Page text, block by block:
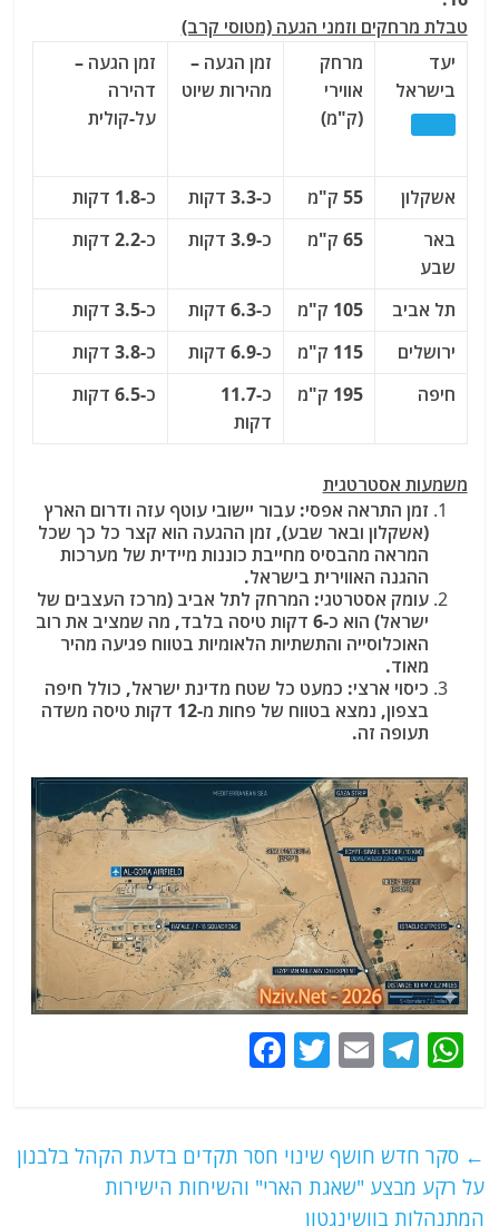
טבלת מרחקים וזמני הגעה (מטוסי קרב)
יעד
בישראל
מרחק
אווירי
(ק"מ)
זמן הגעה –
מהירות שיוט
זמן הגעה –
דהירה
על-קולית
אשקלון 55 ק"מ כ-3.3 דקות
כ-1.8 דקות
באר
שבע
65 ק"מ כ-3.9 דקות כ-2.2 דקות
תל אביב 105 ק"מ כ-6.3 דקות
כ-3.5 דקות
ירושלים
115 ק"מ כ-6.9 דקות
כ-3.8 דקות
חיפה
195 ק"מ
כ-11.7
דקות
כ-6.5 דקות
משמעות אסטרטגית
זמן התראה אפסי: עבור יישובי עוטף עזה ודרום הארץ
(אשקלון ובאר שבע), זמן ההגעה הוא קצר כל כך שכל
המראה מהבסיס מחייבת כוננות מיידית של מערכות
ההגנה האווירית בישראל.
עומק אסטרטגי: המרחק לתל אביב (מרכז העצבים של
ישראל) הוא כ-6 דקות טיסה בלבד, מה שמציב את רוב
האוכלוסייה והתשתיות הלאומיות בטווח פגיעה מהיר
מאוד.
כיסוי ארצי: כמעט כל שטח מדינת ישראל, כולל חיפה
בצפון, נמצא בטווח של פחות מ-12 דקות טיסה משדה
תעופה זה.
W
s
A
T
g
ra
E
l
T
er
e
b
← סקר חדש חושף שינוי חסר תקדים בדעת הקהל בלבנון
על רקע מבצע "שאגת הארי" והשיחות הישירות
המתנהלות בוושינגטון